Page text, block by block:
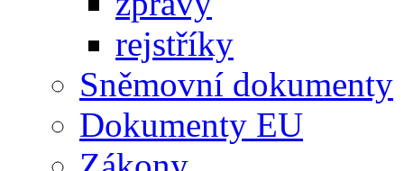
rejstříky
Sněmovní dokumenty
Dokumenty EU